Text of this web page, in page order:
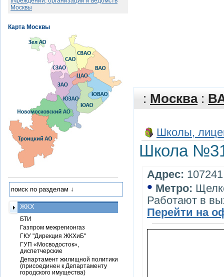
: Москва:
Школы,
Школа
Адрес:
• Метро:
Работают в
Перейти на
Москвы
ЖКХ
БТИ
Газпром межрегионгаз
ГКУ "Дирекция ЖКХиБ"
ГУП «Мосводосток»,
диспетчерские
Департамент жилищной политики
(присоединен к Департаменту
городского имущества)